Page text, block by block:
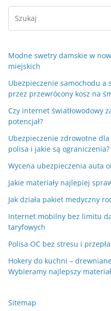
Modne swetry damskie w
miejskich
Ubezpieczenie samochodu a
przez przewrócony kosz na
Czy internet światłowodowy
potencjał?
Ubezpieczenie zdrowotne
polisa i jakie są ograniczenia?
Wycena ubezpieczenia auta
Jakie materiały najlepiej
Jak działa pakiet medyczny
Internet mobilny bez limitu
taryfowych
Polisa OC bez stresu i
Hokery do kuchni –
Wybieramy najlepszy materiał
Sitemap